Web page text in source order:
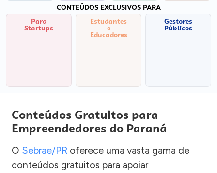
CONTEÚDOS EXCLUSIVOS PARA
Para
Startups
Estudantes
e
Educadores
Gestores
Públicos
Conteúdos Gratuitos para
Empreendedores do Paraná
O Sebrae/PR oferece uma vasta gama de
conteúdos gratuitos para apoiar